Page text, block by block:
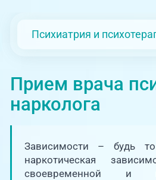
Отзывы
Адреса клиник
О клинике
Медицина на дому
Телемедицина
+7 (351) 220-
Единая справочная
запись на прием
Психиатрия и
Прием врача
нарколога
Зависимости – будь
наркотическая
своевременной и